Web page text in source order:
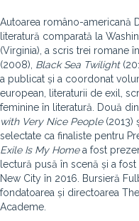
Autoarea româno-americană
literatură comparată la
(Virginia), a scris trei romane
(2008), Black Sea Twilight
a publicat și a coordonat
european, literaturii de exil,
feminine în literatură. Două
with Very Nice People(2013)
selectate ca finaliste pentru
Exile Is My Homea fost
lectură pusă în scenă și a
New City în 2016. Bursieră
fondatoarea și directoarea
Academe.